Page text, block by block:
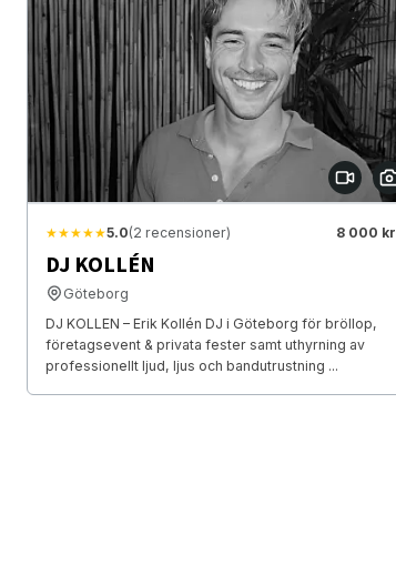
★★★★★5.0(2 recensioner) 8 000 kr
DJ KOLLÉN
Göteborg
DJ KOLLEN – Erik Kollén DJ i Göteborg för bröllop,
företagsevent & privata fester samt uthyrning av
professionellt ljud, ljus och bandutrustning ...